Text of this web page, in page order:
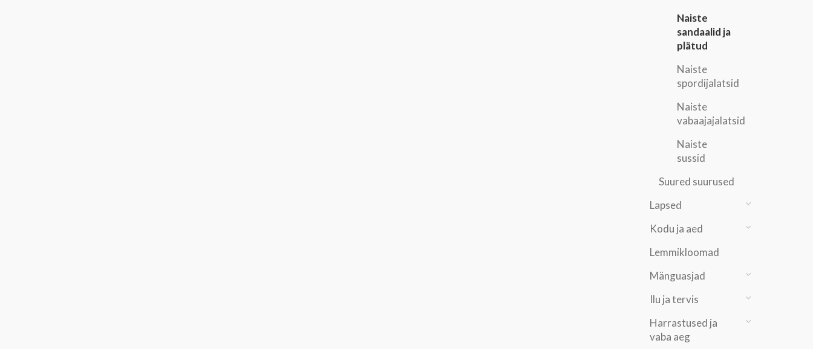
Naiste
sandaalid ja
plätud
Naiste
spordijalatsid
Naiste
vabaajajalatsid
Naiste
sussid
Suured suurused
Lapsed
Kodu ja aed
Lemmikloomad
Mänguasjad
Ilu ja tervis
Harrastused ja
vaba aeg